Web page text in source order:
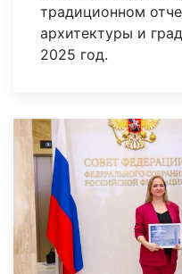
традиционном
архитектуры и
2025 год.